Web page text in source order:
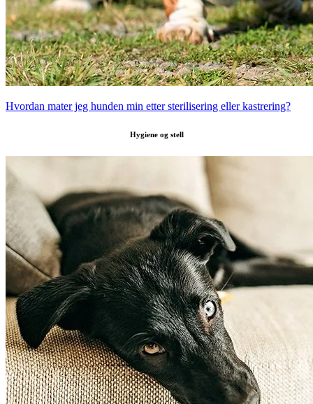
Hvordan mater jeg hunden min etter sterilisering eller kastrering?
Hygiene og stell